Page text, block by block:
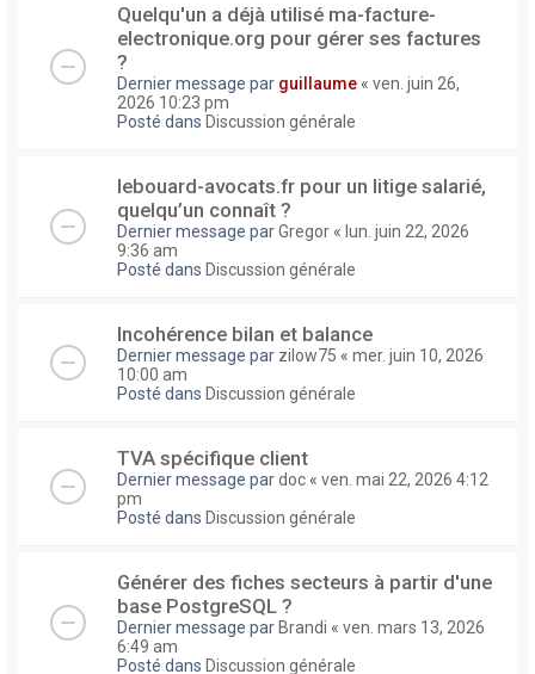
Quelqu'un a déjà utilisé ma-facture-
electronique.org pour gérer ses factures
?
Dernier message par guillaume « ven. juin 26,
2026 10:23 pm
Posté dans Discussion générale
lebouard-avocats.fr pour un litige salarié,
quelqu’un connaît ?
Dernier message parGregor « lun. juin 22, 2026
9:36 am
Posté dans Discussion générale
Incohérence bilan et balance
Dernier message par zilow75 « mer. juin 10, 2026
10:00 am
Posté dans Discussion générale
TVA spécifique client
Dernier message pardoc « ven. mai 22, 2026 4:12
pm
Posté dans Discussion générale
Générer des fiches secteurs à partir d'une
base PostgreSQL ?
Dernier message par Brandi « ven. mars 13, 2026
6:49 am
Posté dans Discussion générale